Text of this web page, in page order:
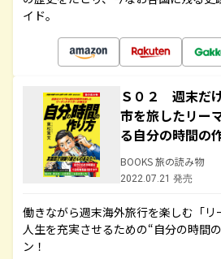
イド。
Ｓ０２ 週末だ
市を旅したリー
る自分の時間の
BOOKS 旅の読み物
2022.07.21 発売
働きながら週末海外旅行を楽しむ「リ
人生を充実させるための“自分の時間
ン！